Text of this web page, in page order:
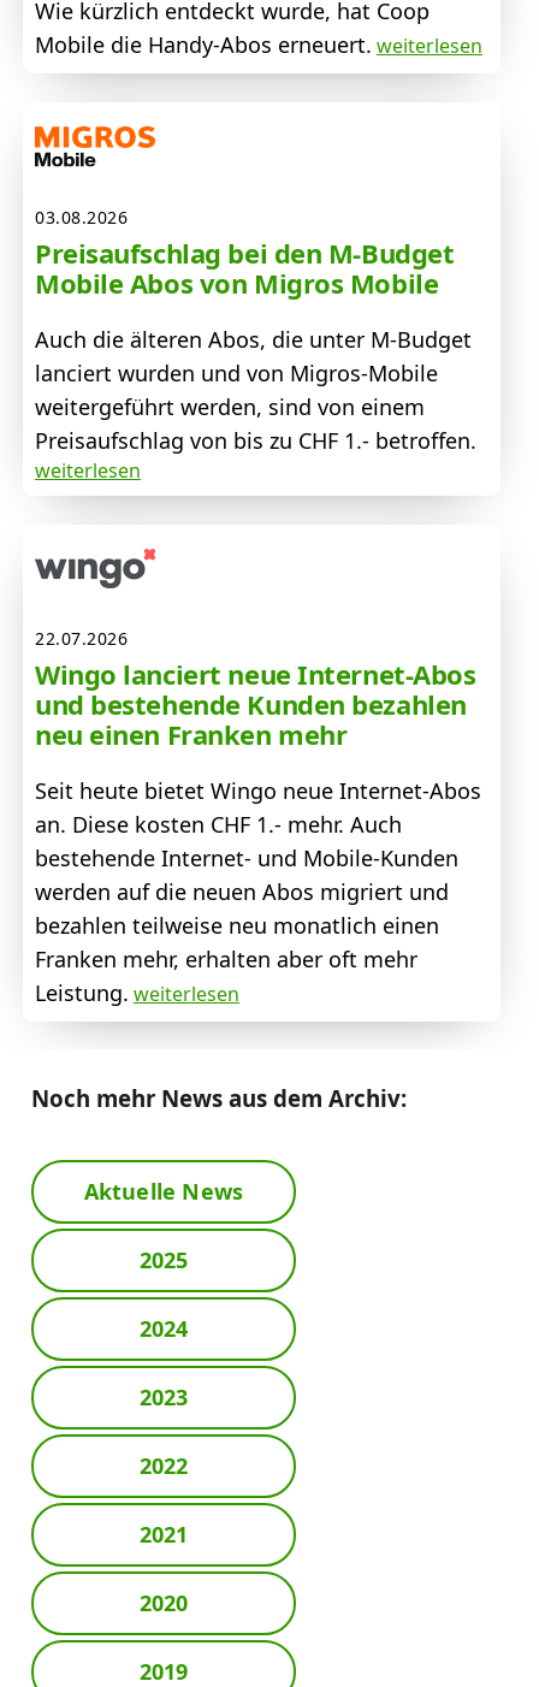
Wie kürzlich entdeckt wurde, hat Coop
Mobile die Handy-Abos erneuert. weiterlesen
03.08.2026
Preisaufschlag bei den M-Budget
Mobile Abos von Migros Mobile
Auch die älteren Abos, die unter M-Budget
lanciert wurden und von Migros-Mobile
weitergeführt werden, sind von einem
Preisaufschlag von bis zu CHF 1.- betroffen.
weiterlesen
22.07.2026
Wingo lanciert neue Internet-Abos
und bestehende Kunden bezahlen
neu einen Franken mehr
Seit heute bietet Wingo neue Internet-Abos
an. Diese kosten CHF 1.- mehr. Auch
bestehende Internet- und Mobile-Kunden
werden auf die neuen Abos migriert und
bezahlen teilweise neu monatlich einen
Franken mehr, erhalten aber oft mehr
Leistung. weiterlesen
Noch mehr News aus dem Archiv:
Aktuelle News
2025
2024
2023
2022
2021
2020
2019